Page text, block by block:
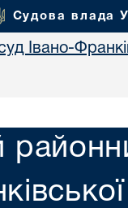
Судова влада
Івано-